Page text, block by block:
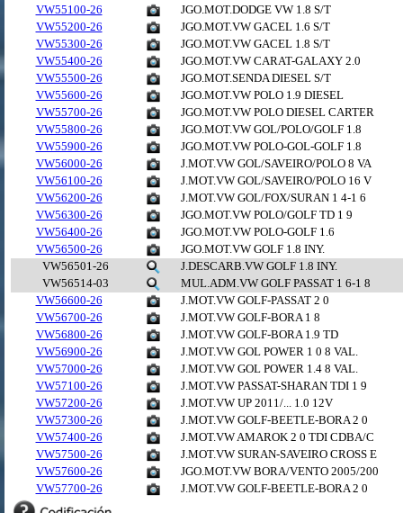
VW55100-26
JGO.MOT.DODGE VW 1.8 S/T
VW55200-26
JGO.MOT.VW GACEL 1.6 S/T
VW55300-26
JGO.MOT.VW GACEL 1.8 S/T
VW55400-26
JGO.MOT.VW CARAT-GALAXY 2.0
VW55500-26
JGO.MOT.SENDA DIESEL S/T
VW55600-26
JGO.MOT.VW POLO 1.9 DIESEL
VW55700-26
JGO.MOT.VW POLO DIESEL CARTER
VW55800-26
JGO.MOT.VW GOL/POLO/GOLF 1.8
VW55900-26
JGO.MOT.VW POLO-GOL-GOLF 1.8
VW56000-26
J.MOT.VW GOL/SAVEIRO/POLO 8 VA
VW56100-26
J.MOT.VW GOL/SAVEIRO/POLO 16 V
VW56200-26
J.MOT.VW GOL/FOX/SURAN 1 4-1 6
VW56300-26
JGO.MOT.VW POLO/GOLF TD 1 9
VW56400-26
JGO.MOT.VW POLO-GOLF 1.6
VW56500-26
JGO.MOT.VW GOLF 1.8 INY.
VW56501-26
J.DESCARB.VW GOLF 1.8 INY.
VW56514-03
MUL.ADM.VW GOLF PASSAT 1 6-1 8
VW56600-26
J.MOT.VW GOLF-PASSAT 2 0
VW56700-26
J.MOT.VW GOLF-BORA 1 8
VW56800-26
J.MOT.VW GOLF-BORA 1.9 TD
VW56900-26
J.MOT.VW GOL POWER 1 0 8 VAL.
VW57000-26
J.MOT.VW GOL POWER 1.4 8 VAL.
VW57100-26
J.MOT.VW PASSAT-SHARAN TDI 1 9
VW57200-26
J.MOT.VW UP 2011/... 1.0 12V
VW57300-26
J.MOT.VW GOLF-BEETLE-BORA 2 0
VW57400-26
J.MOT.VW AMAROK 2 0 TDI CDBA/C
VW57500-26
J.MOT.VW SURAN-SAVEIRO CROSS E
VW57600-26
JGO.MOT.VW BORA/VENTO 2005/200
VW57700-26
J.MOT.VW GOLF-BEETLE-BORA 2 0